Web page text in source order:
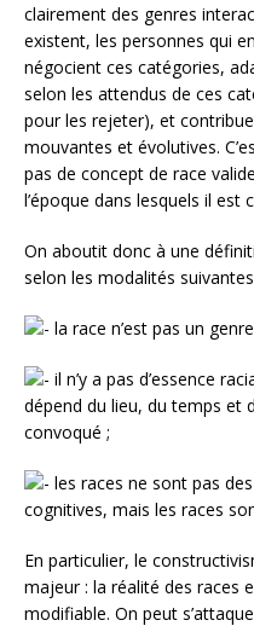
clairement des genres
existent, les personnes qui
négocient ces catégories,
selon les attendus de ces
pour les rejeter), et
mouvantes et évolutives.
pas de concept de race
l’époque dans lesquels il est
On aboutit donc à une
selon les modalités
la race n’est pas un
il n’y a pas d’essence
dépend du lieu, du temps et
convoqué ;
les races ne sont pas
cognitives, mais les races
En particulier, le
majeur : la réalité des races
modifiable. On peut